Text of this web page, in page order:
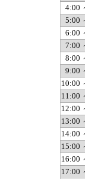
4:00
5:00
6:00
7:00
8:00
9:00
10:00
11:00
12:00
13:00
14:00
15:00
16:00
17:00